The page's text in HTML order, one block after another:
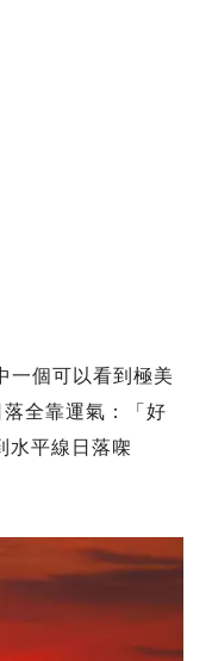
一個可以看到極美
全靠運氣：「好
水平線日落㗎